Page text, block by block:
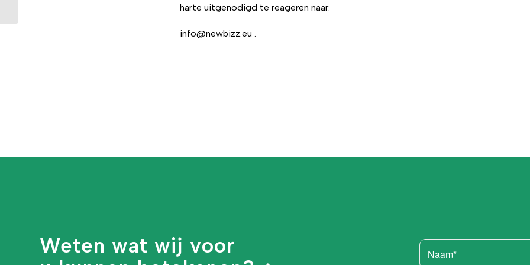
harte uitgenodigd te reageren naar:
info@newbizz.eu .
Weten wat wij voor